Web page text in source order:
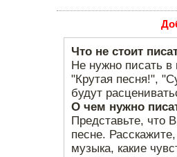
Что не стоит
Не нужно писать в
"Крутая песня!",
будут
О чем нужно
Представьте, что
песне.
музыка, какие